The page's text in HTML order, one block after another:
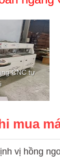
CNC tự
mua
vị hồng